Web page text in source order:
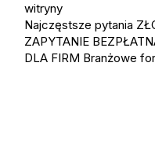
witryny
Najczęstsze pytania
ZAPYTANIE
DLA FIRM Branżowe